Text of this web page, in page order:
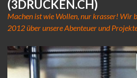
(3DRUCKEN.CH)
Machen ist wie Wollen, nur krasser! Wir
2012 über unsere Abenteuer und